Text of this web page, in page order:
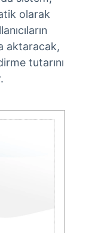
olarak
aktaracak,
tutarını